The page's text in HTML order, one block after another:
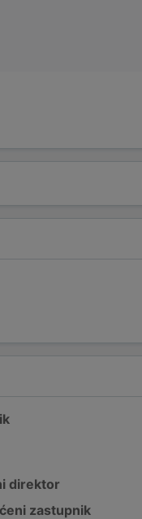
direktor
zastupnik